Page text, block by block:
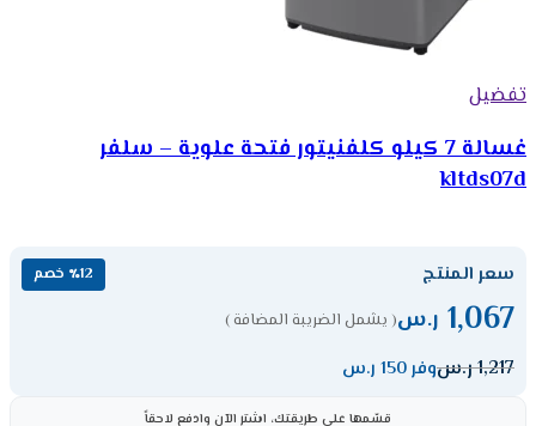
تفضيل
غسالة 7 كيلو كلفنيتور فتحة علوية – سلفر
kltds07d
سعر المنتج ٪12 خصم
1,067 ر.س( يشمل الضريبة المضافة )
1,217ر.سوفر 150 ر.س
قسّمها على طريقتك، اشترِ الآن وادفع لاحقاً